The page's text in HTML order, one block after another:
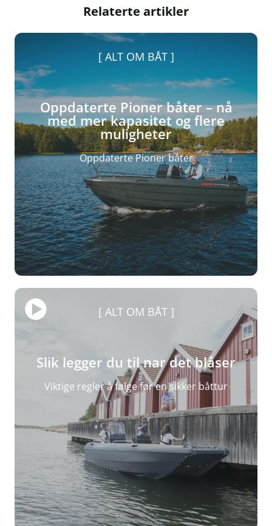
Relaterte artikler
ALT OM BÅT
Oppdaterte Pioner båter – nå
med mer kapasitet og flere
muligheter
Oppdaterte Pioner båter
ALT OM BÅT
Slik legger du til nar det blåser
Viktige regler å følge før en sikker båttur